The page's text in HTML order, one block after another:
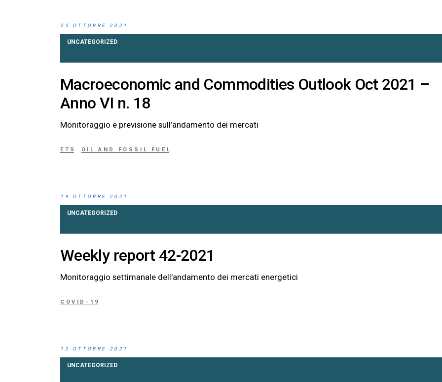
25 OTTOBRE 2021
UNCATEGORIZED
Macroeconomic and Commodities Outlook Oct 2021 –
Anno VI n. 18
Monitoraggio e previsione sull’andamento dei mercati
ETS OIL AND FOSSIL FUEL
19 OTTOBRE 2021
UNCATEGORIZED
Weekly report 42-2021
Monitoraggio settimanale dell'andamento dei mercati energetici
COVID-19
12 OTTOBRE 2021
UNCATEGORIZED